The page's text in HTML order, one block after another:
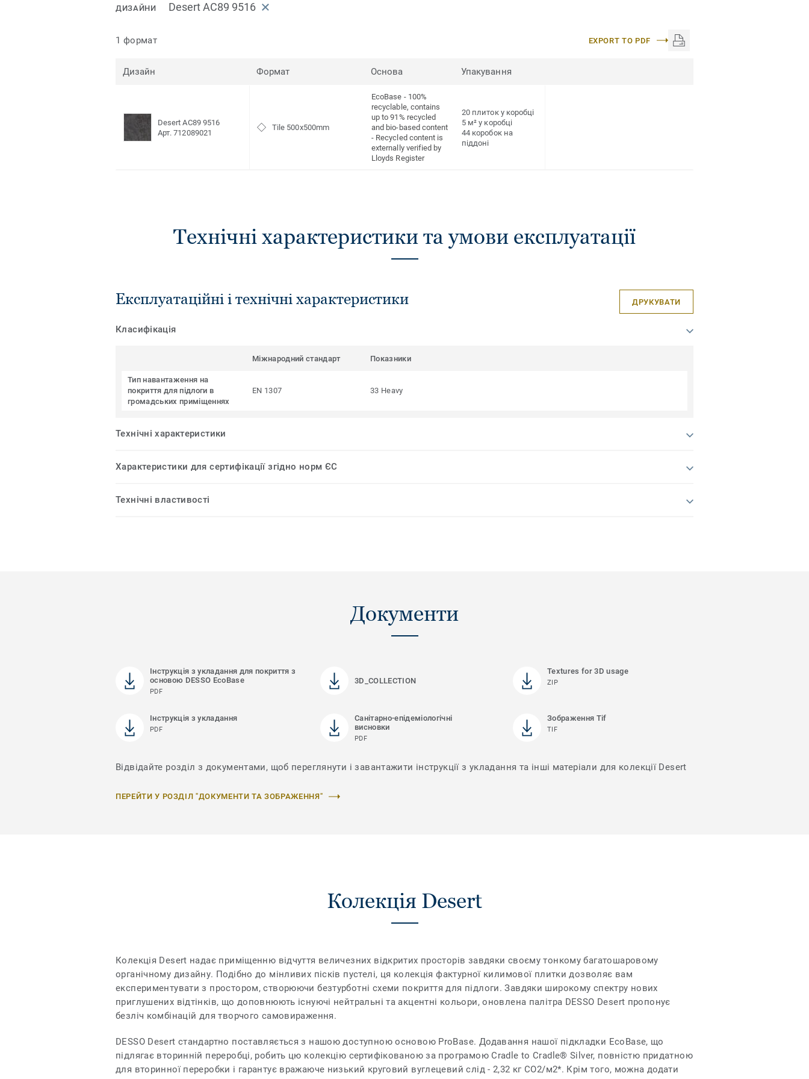
ДИЗАЙНИ Desert AC89 9516
1 формат EXPORT TO PDF
Дизайн Формат Основа Упакування
Desert AC89 9516
Арт. 712089021
Tile 500x500mm
EcoBase - 100%
recyclable, contains
up to 91% recycled
and bio-based content
- Recycled content is
externally verified by
Lloyds Register
20 плиток у коробці
5 м² у коробці
44 коробок на
піддоні
Технічні характеристики та умови експлуатації
Експлуатаційні і технічні характеристики ДРУКУВАТИ
Класифікація
Міжнародний стандарт Показники
Тип навантаження на
покриття для підлоги в
громадських приміщеннях
EN 1307 33 Heavy
Технічні характеристики
Характеристики для сертифікації згідно норм ЄС
Технічні властивості
Документи
Інструкція з укладання для покриття з
основою DESSO EcoBase
PDF
3D_COLLECTION
Textures for 3D usage
ZIP
Інструкція з укладання
PDF
Санітарно-епідеміологічні
висновки
PDF
Зображення Tif
TIF
Відвідайте розділ з документами, щоб переглянути і завантажити інструкції з укладання та інші матеріали для колекції Desert
ПЕРЕЙТИ У РОЗДІЛ "ДОКУМЕНТИ ТА ЗОБРАЖЕННЯ"
Колекція Desert
Колекція Desert надає приміщенню відчуття величезних відкритих просторів завдяки своєму тонкому багатошаровому
органічному дизайну. Подібно до мінливих пісків пустелі, ця колекція фактурної килимової плитки дозволяє вам
експериментувати з простором, створюючи безтурботні схеми покриття для підлоги. Завдяки широкому спектру нових
приглушених відтінків, що доповнюють існуючі нейтральні та акцентні кольори, оновлена палітра DESSO Desert пропонує
безліч комбінацій для творчого самовираження.
DESSO Desert стандартно поставляється з нашою доступною основою ProBase. Додавання нашої підкладки EcoBase, що
підлягає вторинній переробці, робить цю колекцію сертифікованою за програмою Cradle to Cradle® Silver, повністю придатною
для вторинної переробки і гарантує вражаюче низький круговий вуглецевий слід - 2,32 кг CO2/м2*. Крім того, можна додати